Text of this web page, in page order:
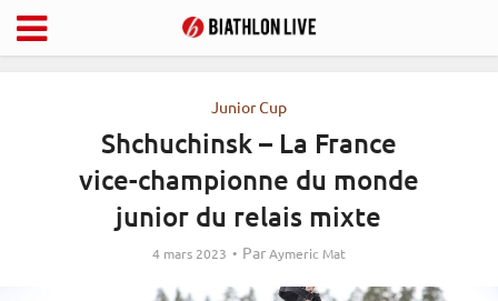
Junior Cup
Shchuchinsk – La France
vice-championne du monde
junior du relais mixte
4 mars 2023 ParAymeric Mat